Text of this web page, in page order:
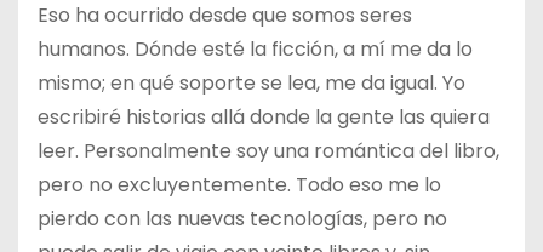
Eso ha ocurrido desde que somos seres
humanos. Dónde esté la ficción, a mí me da lo
mismo; en qué soporte se lea, me da igual. Yo
escribiré historias allá donde la gente las quiera
leer. Personalmente soy una romántica del libro,
pero no excluyentemente. Todo eso me lo
pierdo con las nuevas tecnologías, pero no